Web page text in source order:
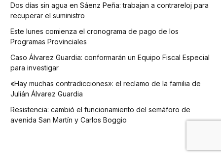
Dos días sin agua en Sáenz Peña: trabajan a contrareloj para
recuperar el suministro
Este lunes comienza el cronograma de pago de los
Programas Provinciales
Caso Álvarez Guardia: conformarán un Equipo Fiscal Especial
para investigar
«Hay muchas contradicciones»: el reclamo de la familia de
Julián Álvarez Guardia
Resistencia: cambió el funcionamiento del semáforo de
avenida San Martín y Carlos Boggio